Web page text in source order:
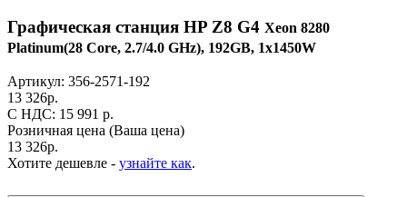
Графическая станция HP Z8 G4 Xeon 8280
Platinum(28 Core, 2.7/4.0 GHz), 192GB, 1x1450W
Артикул: 356-2571-192
13 326р.
C НДС: 15 991 р.
Розничная цена (Ваша цена)
13 326р.
Хотите дешевле - узнайте как.